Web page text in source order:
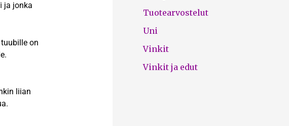
ja jonka
on
liian
Tuotearvostelut
Uni
Vinkit
Vinkit ja edut